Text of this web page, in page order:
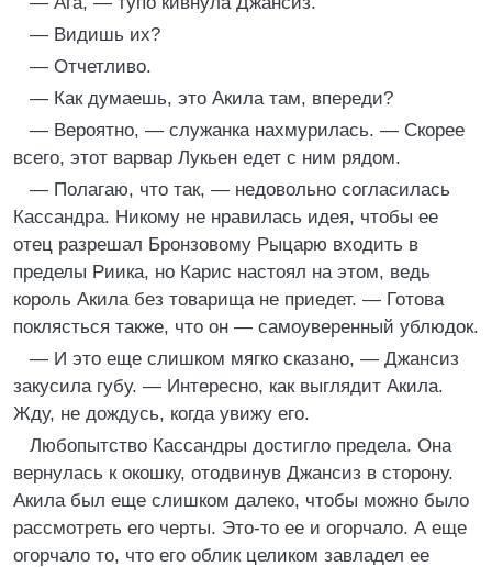
— Видишь их?
— Отчетливо.
— Как думаешь, это Акила там, впереди?
— Вероятно, — служанка нахмурилась. — Скорее
всего, этот варвар Лукьен едет с ним рядом.
— Полагаю, что так, — недовольно согласилась
Кассандра. Никому не нравилась идея, чтобы ее
отец разрешал Бронзовому Рыцарю входить в
пределы Риика, но Карис настоял на этом, ведь
король Акила без товарища не приедет. — Готова
поклясться также, что он — самоуверенный ублюдок.
— И это еще слишком мягко сказано, — Джансиз
закусила губу. — Интересно, как выглядит Акила.
Жду, не дождусь, когда увижу его.
Любопытство Кассандры достигло предела. Она
вернулась к окошку, отодвинув Джансиз в сторону.
Акила был еще слишком далеко, чтобы можно было
рассмотреть его черты. Это-то ее и огорчало. А еще
огорчало то, что его облик целиком завладел ее